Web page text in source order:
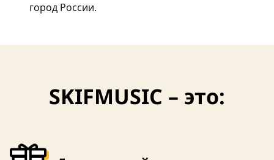
город России.
SKIFMUSIC – это: